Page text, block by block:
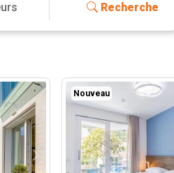
Recherche
Nouveau